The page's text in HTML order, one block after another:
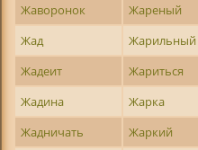
Жаворонок
Жареный
Жад
Жарильный
Жадеит
Жариться
Жадина
Жарка
Жадничать
Жаркий